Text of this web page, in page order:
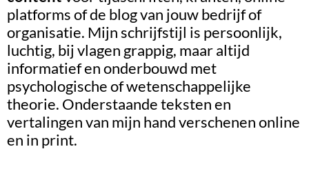
platforms of de blog van jouw bedrijf of
organisatie. Mijn schrijfstijl is persoonlijk,
luchtig, bij vlagen grappig, maar altijd
informatief en onderbouwd met
psychologische of wetenschappelijke
theorie. Onderstaande teksten en
vertalingen van mijn hand verschenen online
en in print.